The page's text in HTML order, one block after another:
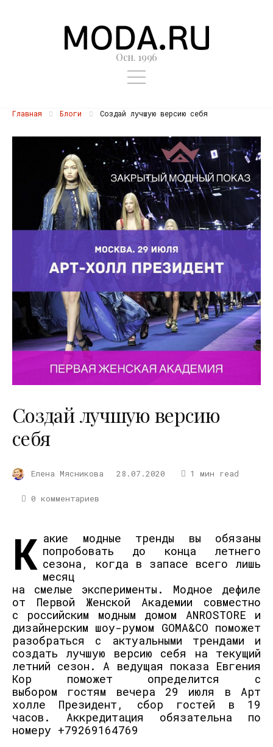
Осн. 1996
Главная Блоги Создай лучшую версию себя
Создай лучшую версию
себя
Елена Мясникова 28.07.2020 1 мин read
0 комментариев
К акие модные тренды вы обязаны
попробовать до конца летнего
сезона,
когда в запасе всего лишь
месяц
на смелые эксперименты . Модное дефиле
от Первой Женской Академии совместно
с
российским модным домом ANROSTORE
и
дизайнерским шоу-румом GOMA&CO поможет
разобраться с актуальными трендами и
создать лучшую версию себя на текущий
летний сезон. А ведущая показа Евгения
Кор поможет определится с
выбором гостям вечера 29 июля в Арт
холле Президент, сбор гостей в 19
часов. Аккредитация обязательна по
номеру +79269164769